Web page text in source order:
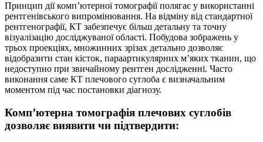
Принцип дії комп’ютерної томографії полягає у використанні
рентгенівського випромінювання. На відміну від стандартної
рентгенографії, КТ забезпечує більш детальну та точну
візуалізацію досліджуваної області. Побудова зображень у
трьох проекціях, множинних зрізах детально дозволяє
відобразити стан кісток, параартикулярних м’яких тканин, що
недоступно при звичайному рентген дослідженні. Часто
виконання саме КТ плечового суглоба є визначальним
моментом під час постановки діагнозу.
Комп’ютерна томографія плечових суглобів
дозволяє виявити чи підтвердити: